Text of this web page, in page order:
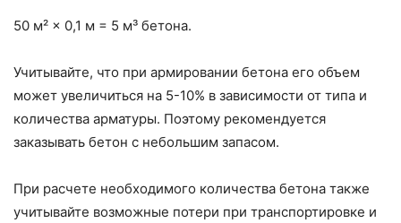
50 м² × 0,1 м = 5 м³ бетона.
Учитывайте, что при армировании бетона его объем
может увеличиться на 5-10% в зависимости от типа и
количества арматуры. Поэтому рекомендуется
заказывать бетон с небольшим запасом.
При расчете необходимого количества бетона также
учитывайте возможные потери при транспортировке и